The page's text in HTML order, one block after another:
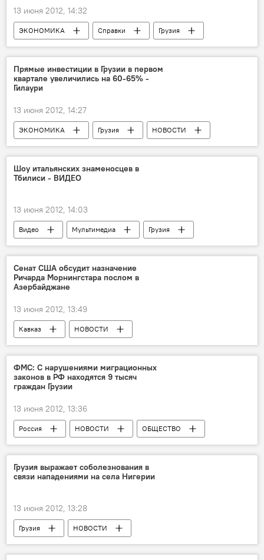
13 июня 2012, 14:32
ЭКОНОМИКА Справки
Грузия
НОВОСТИ
Прямые инвестиции в Грузии в первом
квартале увеличились на 60-65% -
Гилаури
13 июня 2012, 14:27
ЭКОНОМИКА Грузия НОВОСТИ
Шоу итальянских знаменосцев в
Тбилиси - ВИДЕО
13 июня 2012, 14:03
Видео Мультимедиа
Грузия
ОБЩЕСТВО
НОВОСТИ
Сенат США обсудит назначение
Ричарда Морнингстара послом в
Азербайджане
13 июня 2012, 13:49
Кавказ НОВОСТИ
ФМС: С нарушениями миграционных
законов в РФ находятся 9 тысяч
граждан Грузии
13 июня 2012, 13:36
Россия НОВОСТИ ОБЩЕСТВО
Грузия выражает соболезнования в
связи нападениями на села Нигерии
13 июня 2012, 13:28
Грузия НОВОСТИ